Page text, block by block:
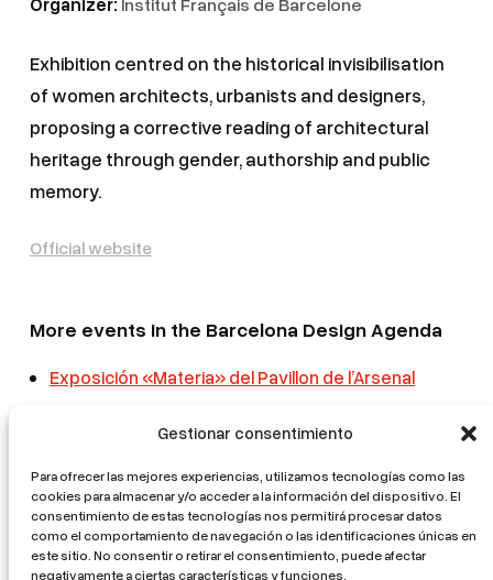
Gestionar consentimiento
Para ofrecer las mejores experiencias, utilizamos tecnologías como las
cookies para almacenar y/o acceder a la información del dispositivo. El
consentimiento de estas tecnologías nos permitirá procesar datos
como el comportamiento de navegación o las identificaciones únicas en
este sitio. No consentir o retirar el consentimiento, puede afectar
negativamente a ciertas características y funciones.
Exhibition centred on the historical invisibilisation
of women architects, urbanists and designers,
proposing a corrective reading of architectural
heritage through gender, authorship and public
memory.
Official website
More events in the Barcelona Design Agenda
Exposición «Materia» del Pavillon de l’Arsenal
transmisión de los saberes hacer, prácticas
actuales y futuras. Diálogo franco-español
Mostra d’Arquitectura Catalana. L’ofici mutant
La volta catalana. From tradition to innovation